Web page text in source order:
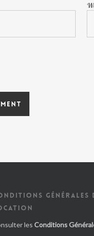
GÉNÉRALES
les Conditions